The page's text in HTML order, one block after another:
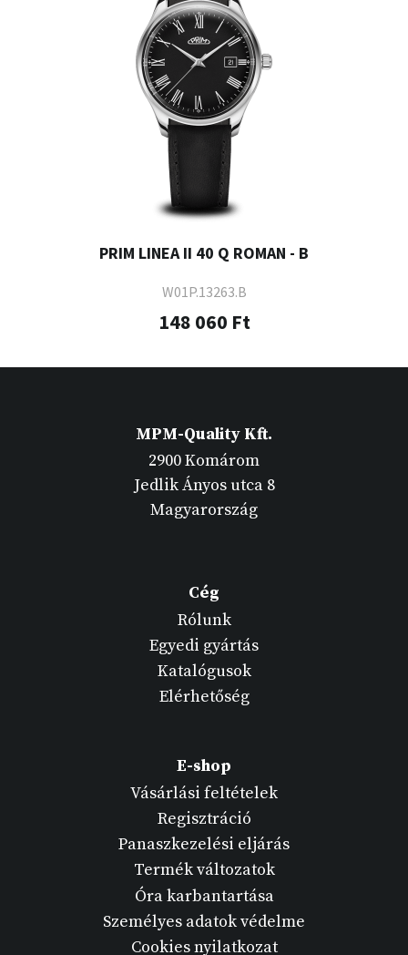
PRIM LINEA II 40 Q ROMAN - B
W01P.13263.B
148 060 Ft
MPM-Quality Kft.
2900 Komárom
Jedlik Ányos utca 8
Magyarország
Cég
Rólunk
Egyedi gyártás
Katalógusok
Elérhetőség
E-shop
Vásárlási feltételek
Regisztráció
Panaszkezelési eljárás
Termék változatok
Óra karbantartása
Személyes adatok védelme
Cookies nyilatkozat